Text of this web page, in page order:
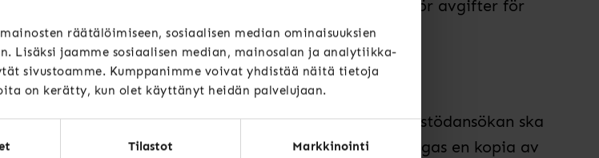
räätälöimiseen, sosiaalisen median ominaisuuksien
Lisäksi jaamme sosiaalisen median, mainosalan ja analytiikka-
sivustoamme. Kumppanimme voivat yhdistää näitä tietoja
on kerätty, kun olet käyttänyt heidän palvelujaan.
Tilastot Markkinointi
(t.ex. en kampanj för nya medlemmar) eller retroaktivt för avgifter för
som avlagts under tidigare år.
här ansöker du om stödet
kan ansöka om utbildningsstödet året om. Årets sista stödansökan ska
inskickad senast den 15 december. Ansökan ska bifogas en kopia av